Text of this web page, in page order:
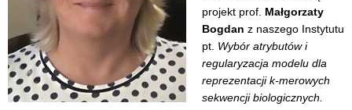
projekt prof. Małgorzaty
Bogdan z naszego Instytutu
pt. Wybór atrybutów i
regularyzacja modelu dla
reprezentacji k-merowych
sekwencji biologicznych